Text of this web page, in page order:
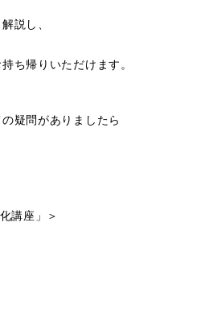
説し、
ち帰りいただけます。
疑問がありましたら
講座」＞